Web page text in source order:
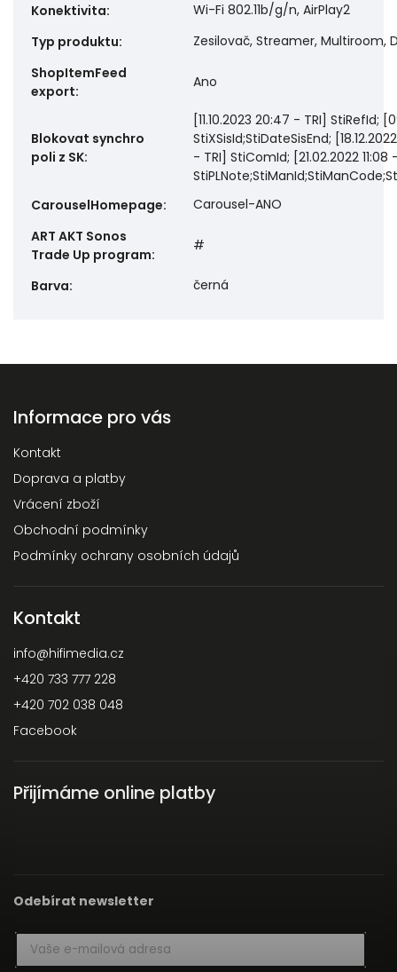
Konektivita:
Wi-Fi 802.11b/g/n, AirPlay2
Typ produktu:
Zesilovač, Streamer, Multiroom,
ShopItemFeed
export:
Ano
Blokovat synchro
poli z SK:
[11.10.2023 20:47 - TRI] StiRefId;
StiXSisId;StiDateSisEnd;
- TRI] StiComId; [21.02.2022
CarouselHomepage:
Carousel-ANO
ART AKT Sonos
Trade Up program:
#
Barva: černá
Informace pro vás
Kontakt
Doprava a platby
Vrácení zboží
Obchodní podmínky
Podmínky ochrany osobních údajů
Kontakt
info@hifimedia.cz
+420 733 777 228
+420 702 038 048
Facebook
Přijímáme online platby
Odebírat newsletter